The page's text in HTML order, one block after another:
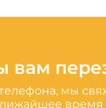
вам
мы
время